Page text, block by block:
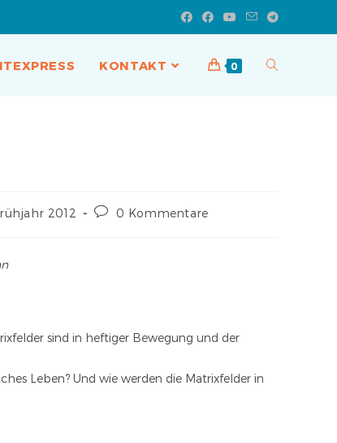
KONTAKT 0
2012 0 Kommentare
sind in heftiger Bewegung und der
Leben? Und wie werden die Matrixfelder in